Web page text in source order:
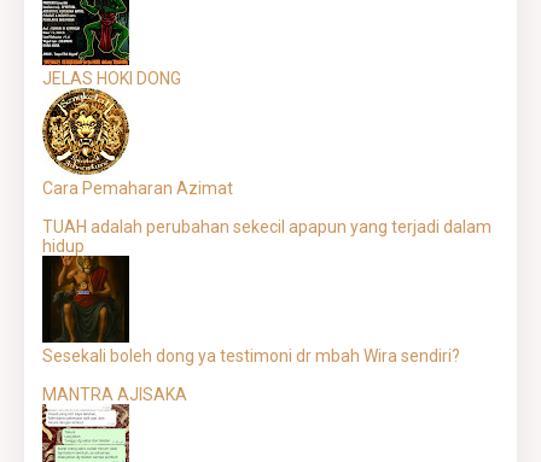
JELAS HOKI DONG
Cara Pemaharan Azimat
TUAH adalah perubahan sekecil apapun yang terjadi dalam
hidup
Sesekali boleh dong ya testimoni dr mbah Wira sendiri?
MANTRA AJISAKA